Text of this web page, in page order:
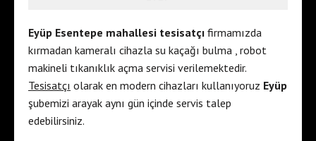
Eyüp Esentepe mahallesi tesisatçı firmamızda
kırmadan kameralı cihazla su kaçağı bulma , robot
makineli tıkanıklık açma servisi verilemektedir.
Tesisatçı olarak en modern cihazları kullanıyoruz Eyüp
şubemizi arayak aynı gün içinde servis talep
edebilirsiniz.